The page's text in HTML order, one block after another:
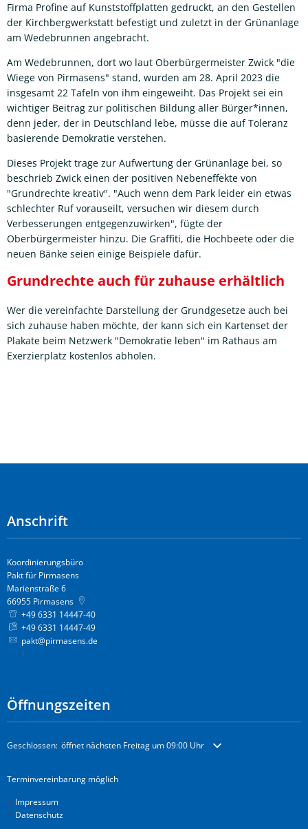
Firma Profine auf Kunststoffplatten gedruckt, an den Gestellen
der Kirchbergwerkstatt befestigt und zuletzt in der Grünanlage
am Wedebrunnen angebracht.
Am Wedebrunnen, dort wo laut Oberbürgermeister Zwick "die
Wiege von Pirmasens" stand, wurden am 28. April 2023 die
insgesamt 22 Tafeln von ihm eingeweiht. Das Projekt sei ein
wichtiger Beitrag zur politischen Bildung aller Bürger*innen,
denn jeder, der in Deutschland lebe, müsse die auf Toleranz
basierende Demokratie verstehen.
Dieses Projekt trage zur Aufwertung der Grünanlage bei, so
beschrieb Zwick einen der positiven Nebeneffekte von
"Grundrechte kreativ". "Auch wenn dem Park leider ein etwas
schlechter Ruf vorauseilt, versuchen wir diesem durch
Verbesserungen entgegenzuwirken", fügte der
Oberbürgermeister hinzu. Die Graffiti, die Hochbeete oder die
neuen Bänke seien einige Beispiele dafür.
Grundrechte auch für zuhause erhältlich
Wer die vereinfachte Darstellung der Grundgesetze auch bei
sich zuhause haben möchte, der kann sich ein Kartenset der
Plakate beim Netzwerk "Demokratie leben" im Rathaus am
Exerzierplatz kostenlos abholen.
Anschrift
Koordinierungsbüro
Pakt für Pirmasens
Marienstraße 6
66955 Pirmasens
+49 6331 14447-40
+49 6331 14447-49
pakt@pirmasens.de
Öffnungszeiten
Klicken, um weitere Öffnungs- oder Schließzeiten auszublenden
Geschlossen: öffnet nächsten Freitag um 09:00 Uhr
Terminvereinbarung möglich
Impressum
Datenschutz